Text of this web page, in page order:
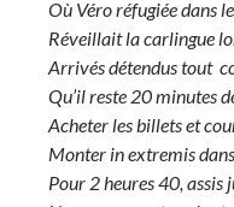
Où Véro réfugiée dans
Réveillait la carlingue
Arrivés détendus tout
Qu’il reste 20 minutes
Acheter les billets et
Monter in extremis
Pour 2 heures 40, assis